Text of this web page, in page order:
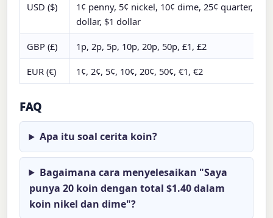
USD ($)
1¢ penny, 5¢ nickel, 10¢ dime, 25¢ quarter,
dollar, $1 dollar
GBP (£) 1p, 2p, 5p, 10p, 20p, 50p, £1, £2
EUR (€) 1¢, 2¢, 5¢, 10¢, 20¢, 50¢, €1, €2
FAQ
Apa itu soal cerita koin?
Bagaimana cara menyelesaikan "Saya
punya 20 koin dengan total $1.40 dalam
koin nikel dan dime"?